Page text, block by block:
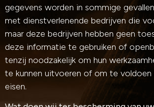
gegevens worden in sommige
met dienstverlenende bedrijven die
maar deze bedrijven hebben geen
deze informatie te gebruiken of
tenzij noodzakelijk om hun
te kunnen uitvoeren of om te voldoen
eisen.